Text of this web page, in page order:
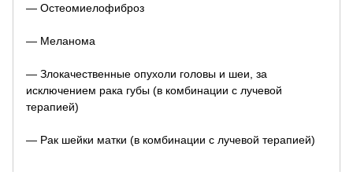
— Остеомиелофиброз
— Меланома
— Злокачественные опухоли головы и шеи, за
исключением рака губы (в комбинации с лучевой
терапией)
— Рак шейки матки (в комбинации с лучевой терапией)